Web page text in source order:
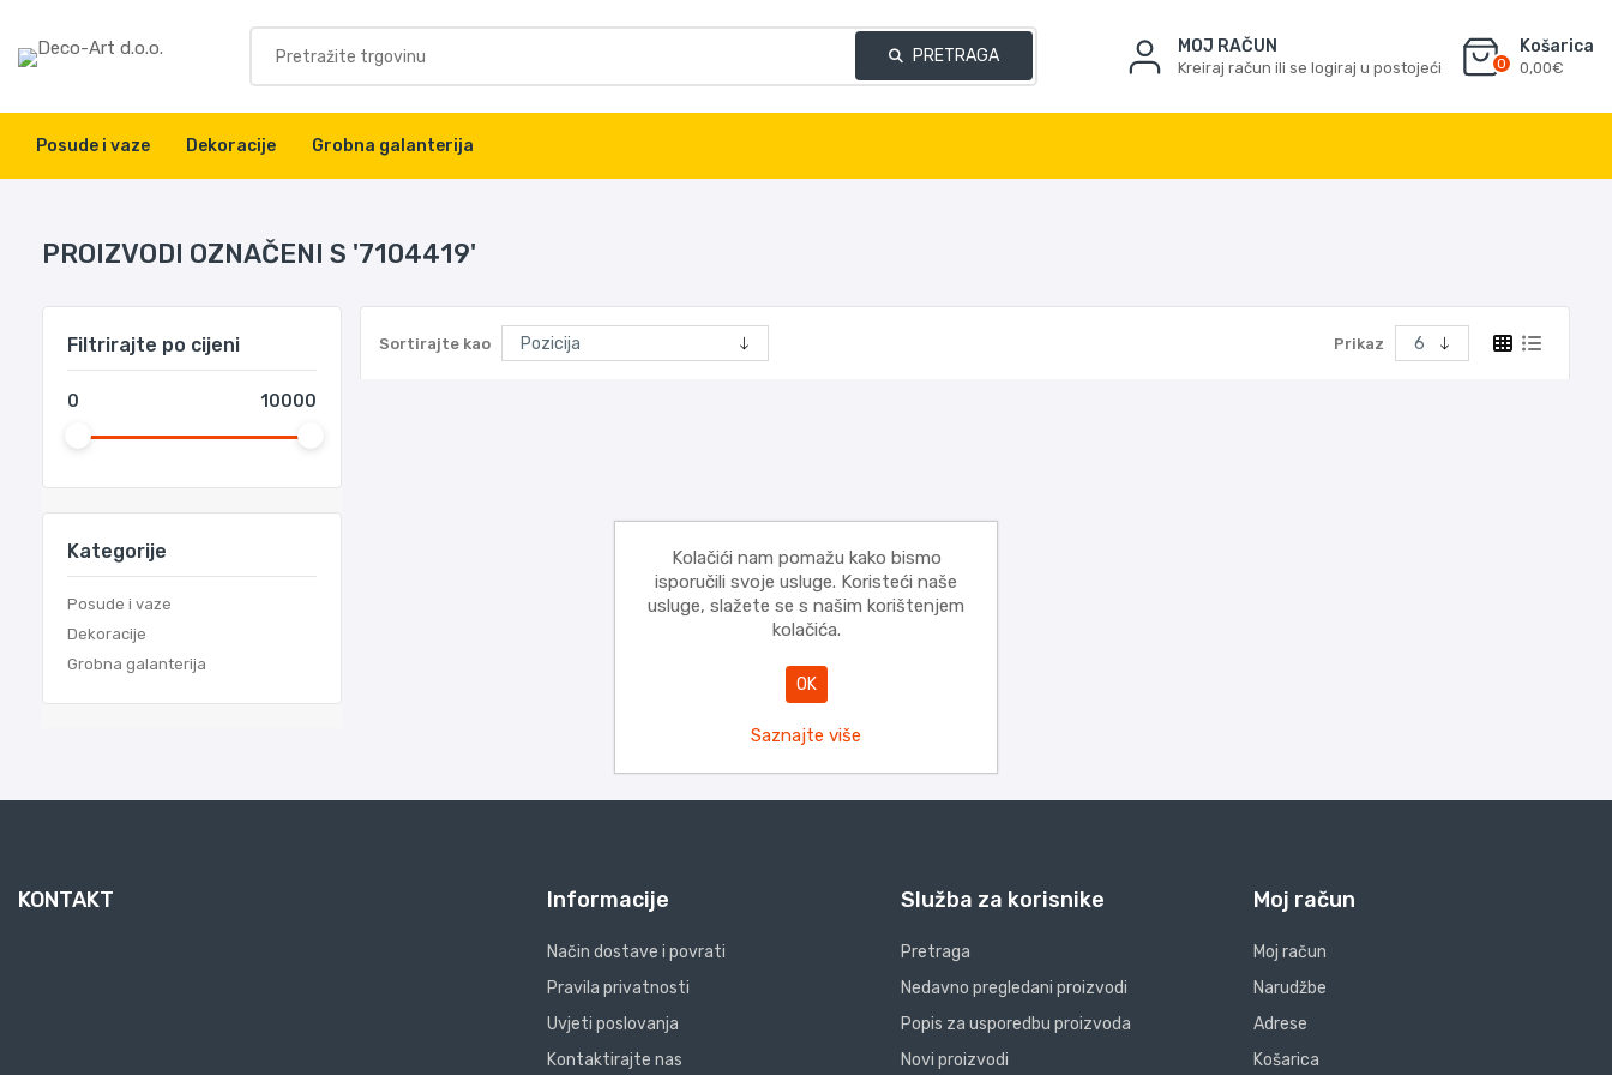
MOJ RAČUN
Kreiraj račun ili se logiraj u postojeći 0
Košarica
0,00€
PRETRAGA
Posude i vaze Dekoracije Grobna galanterija
PROIZVODI OZNAČENI S '7104419'
Filtrirajte po cijeni
0 10000
Kategorije
Posude i vaze
Dekoracije
Grobna galanterija
Sortirajte kao Prikaz
KONTAKT Informacije
Način dostave i povrati
Pravila privatnosti
Uvjeti poslovanja
Kontaktirajte nas
Služba za korisnike
Pretraga
Nedavno pregledani proizvodi
Popis za usporedbu proizvoda
Novi proizvodi
Moj račun
Moj račun
Narudžbe
Adrese
Košarica
Kolačići nam pomažu kako bismo
isporučili svoje usluge. Koristeći naše
usluge, slažete se s našim korištenjem
kolačića.
OK
Saznajte više